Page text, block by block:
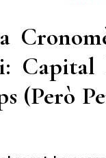
Capital
(Però